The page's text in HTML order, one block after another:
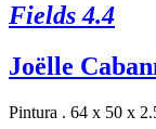
Fields 4.4
Joëlle
Pintura . 64 x 50 x